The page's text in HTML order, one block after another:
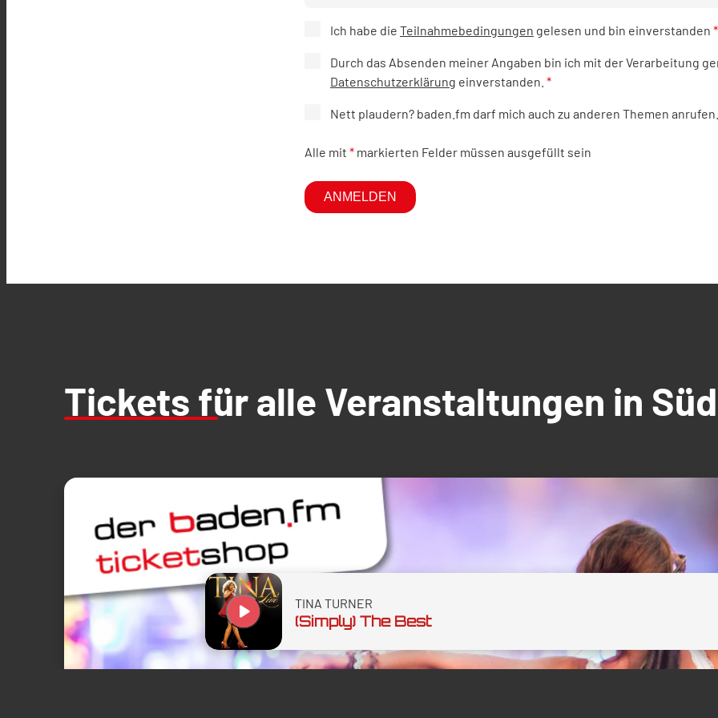
Ich habe die Teilnahmebedingungen gelesen und bin einverstanden *
Durch das Absenden meiner Angaben bin ich mit der Verarbeitung
Datenschutzerklärung einverstanden. *
Nett plaudern? baden.fm darf mich auch zu anderen Themen anrufen.
Alle mit * markierten Felder müssen ausgefüllt sein
Tickets für alle Veranstaltungen in
TINA TURNER
(Simply) The Best
play_arrow